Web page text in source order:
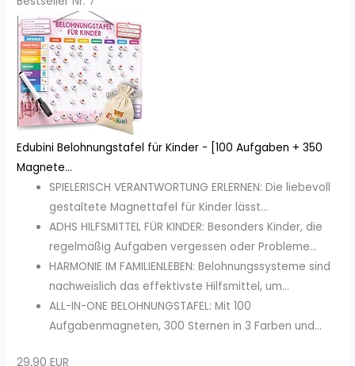
Edubini Belohnungstafel für Kinder - [100 Aufgaben + 350
Magnete...
SPIELERISCH VERANTWORTUNG ERLERNEN: Die liebevoll
gestaltete Magnettafel für Kinder lässt...
ADHS HILFSMITTEL FÜR KINDER: Besonders Kinder, die
regelmäßig Aufgaben vergessen oder Probleme...
HARMONIE IM FAMILIENLEBEN: Belohnungssysteme sind
nachweislich das effektivste Hilfsmittel, um...
ALL-IN-ONE BELOHNUNGSTAFEL: Mit 100
Aufgabenmagneten, 300 Sternen in 3 Farben und...
29,90 EUR